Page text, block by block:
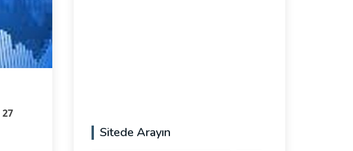
27
Sitede Arayın